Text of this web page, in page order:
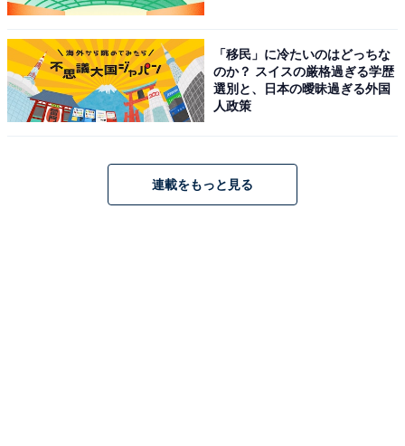
ベキの壮絶な過去を見事に演じきった林遣都さん
に称賛の声
ベキの壮絶な過去とテント誕生の秘密、ノコルやバトラ
カ、ピヨ（吉原光夫）との出会いがついに語られた第9
「移民」に冷たいのはどっちな
のか？ スイスの厳格過ぎる学歴
選別と、日本の曖昧過ぎる外国
人政策
連載をもっと見る